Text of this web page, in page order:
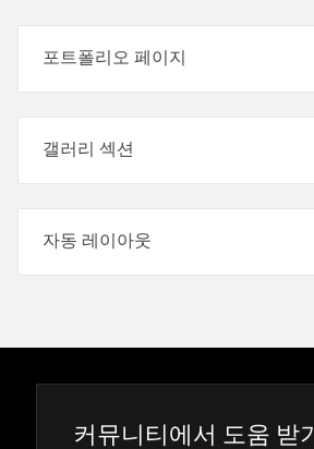
포트폴리오 페이지
갤러리 섹션
자동 레이아웃
커뮤니티에서 도움 받기